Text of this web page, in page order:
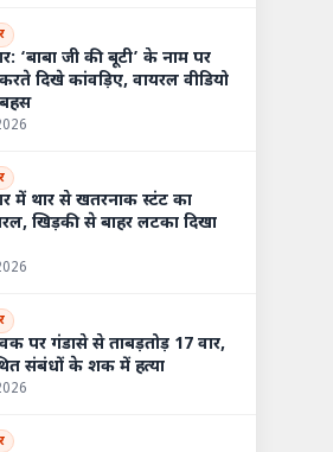
‘बाबा जी की बूटी’ के नाम पर
दिखे कांवड़िए, वायरल वीडियो
में थार से खतरनाक स्टंट का
खिड़की से बाहर लटका दिखा
पर गंडासे से ताबड़तोड़ 17 वार,
संबंधों के शक में हत्या